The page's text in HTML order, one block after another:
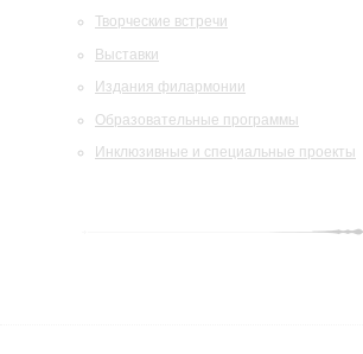
Творческие встречи
Выставки
Издания филармонии
Образовательные программы
Инклюзивные и специальные проекты